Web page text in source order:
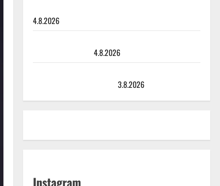
4.8.2026
4.8.2026
3.8.2026
Instagram